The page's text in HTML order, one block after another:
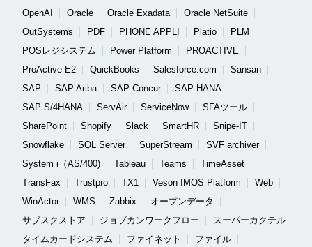
OpenAI
Oracle Oracle Exadata
Oracle NetSuite
OutSystems
PDF PHONE APPLI Platio
PLM
POSレジシステム
Power Platform
PROACTIVE
ProActive E2
QuickBooks Salesforce.com
Sansan
SAP
SAP Ariba SAP Concur
SAP HANA
SAP S/4HANA
ServAir ServiceNow
SFAツール
SharePoint
Shopify Slack SmartHR
Snipe-IT
Snowflake
SQL Server SuperStream
SVF archiver
System i（AS/400)
Tableau Teams
TimeAsset
TransFax
Trustpro TX1 Veson IMOS Platform
Web
WinActor
WMS Zabbix
オープンデータ
サブスクストア
ジョブカンワークフロー
スーパーカクテル
タイムカードシステム
ファイネット
ファイル